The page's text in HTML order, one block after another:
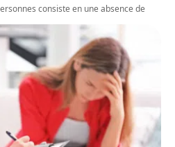
consiste en une absence de